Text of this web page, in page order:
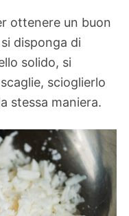
ottenere un buon
disponga di
solido, si
scioglierlo
stessa maniera.